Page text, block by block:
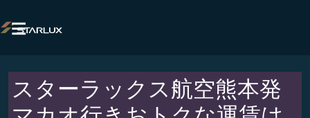

スターラックス航空熊本発